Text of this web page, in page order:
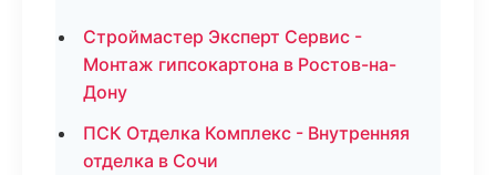
Строймастер Эксперт Сервис -
Монтаж гипсокартона в Ростов-на-
Дону
ПСК Отделка Комплекс - Внутренняя
отделка в Сочи